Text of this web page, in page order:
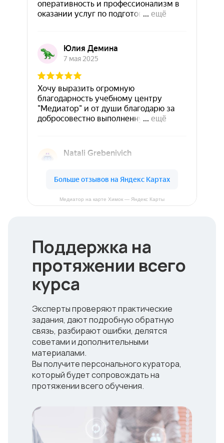
Поддержка на
протяжении всего
курса
Эксперты проверяют практические
задания, дают подробную обратную
связь, разбирают ошибки, делятся
советами и дополнительными
материалами.
Вы получите персонального куратора,
который будет сопровождать на
протяжении всего обучения.
Медиатор на карте Химок — Яндекс Карты